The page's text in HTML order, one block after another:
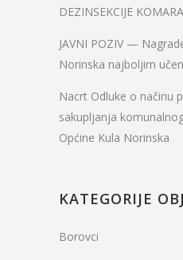
DEZINSEKCIJE
JAVNI POZIV —
Norinska najboljim
Nacrt Odluke o načinu
sakupljanja
Općine Kula Norinska
KATEGORIJE
Borovci